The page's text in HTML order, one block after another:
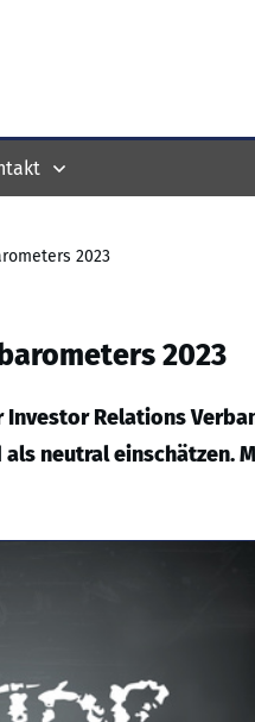
2023
2023
Relations
neutral einschätzen.